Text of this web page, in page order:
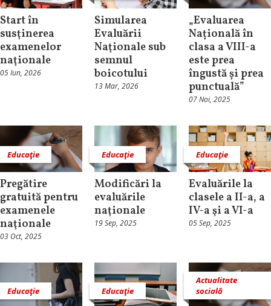
Start în
susţinerea
examenelor
naţionale
05 Iun, 2026
Simularea
Evaluării
Naţionale sub
semnul
boicotului
13 Mar, 2026
„Evaluarea
Națională în
clasa a VIII-a
este prea
îngustă și prea
punctuală”
07 Noi, 2025
Educaţie
Pregătire
gratuită pentru
examenele
naţionale
03 Oct, 2025
Educaţie
Modificări la
evaluările
naţionale
19 Sep, 2025
Educaţie
Evaluările la
clasele a II-a, a
IV-a şi a VI-a
05 Sep, 2025
Educaţie Educaţie
Actualitate
socială